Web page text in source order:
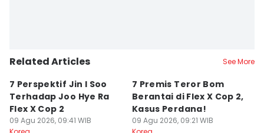
Related Articles See More
7 Perspektif Jin I Soo
Terhadap Joo Hye Ra
Flex X Cop 2
09 Agu 2026, 09:41 WIB
7 Premis Teror Bom
Berantai di Flex X Cop 2,
Kasus Perdana!
09 Agu 2026, 09:21 WIB